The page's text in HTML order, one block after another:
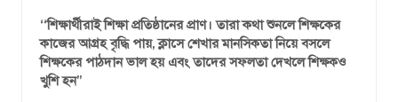
‘‘শিক্ষার্থীরাই শিক্ষা প্রতিষ্ঠানের প্রাণ। তারা কথা শুনলে শিক্ষকের
কাজের আগ্রহ বৃদ্ধি পায়, ক্লাসে শেখার মানসিকতা নিয়ে বসলে
শিক্ষকের পাঠদান ভাল হয় এবং তাদের সফলতা দেখলে শিক্ষকও
খুশি হন’’